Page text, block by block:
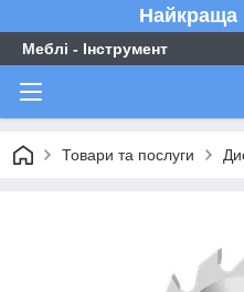
Найкраща
Меблі - Інструмент
Товари та послуги